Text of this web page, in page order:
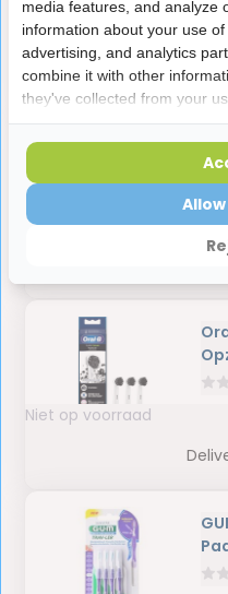
Op voorraad
Niet op voorraad
Niet op voorraad
media features, and analyze
information about your use
advertising, and analytics
combine it with other
they've collected from your